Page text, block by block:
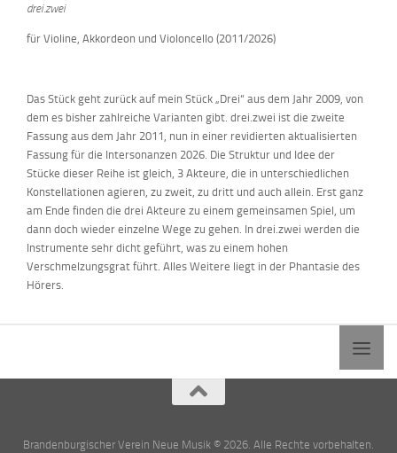
drei.zwei
für Violine, Akkordeon und Violoncello (2011/2026)
Das Stück geht zurück auf mein Stück „Drei“ aus dem Jahr 2009, von
dem es bisher zahlreiche Varianten gibt. drei.zwei ist die zweite
Fassung aus dem Jahr 2011, nun in einer revidierten aktualisierten
Fassung für die Intersonanzen 2026. Die Struktur und Idee der
Stücke dieser Reihe ist gleich, 3 Akteure, die in unterschiedlichen
Konstellationen agieren, zu zweit, zu dritt und auch allein. Erst ganz
am Ende finden die drei Akteure zu einem gemeinsamen Spiel, um
dann doch wieder einzelne Wege zu gehen. In drei.zwei werden die
Instrumente sehr dicht geführt, was zu einem hohen
Verschmelzungsgrat führt. Alles Weitere liegt in der Phantasie des
Hörers.
Brandenburgischer Verein Neue Musik © 2026. Alle Rechte vorbehalten.